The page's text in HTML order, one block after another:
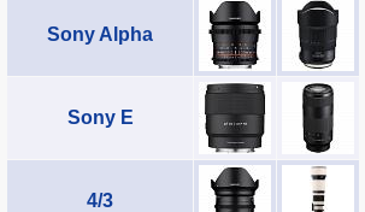
Sony Alpha
Sony E
4/3